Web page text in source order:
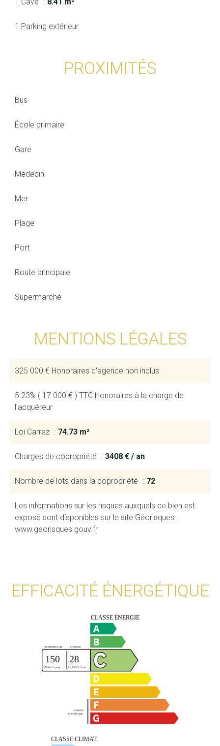
1 Parking extérieur
PROXIMITÉS
Bus
École primaire
Gare
Médecin
Mer
Plage
Port
Route principale
Supermarché
MENTIONS LÉGALES
325 000 € Honoraires d'agence non inclus
5.23% ( 17 000 € ) TTC Honoraires à la charge de
l'acquéreur
Loi Carrez 74.73 m²
Charges de copropriété 3408 € / an
Nombre de lots dans la copropriété 72
Les informations sur les risques auxquels ce bien est
exposé sont disponibles sur le site Géorisques :
www.georisques.gouv.fr
EFFICACITÉ ÉNERGÉTIQUE